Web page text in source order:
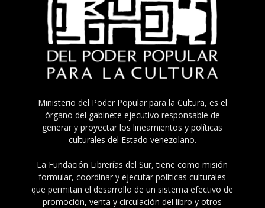
Ministerio del Poder Popular para la Cultura, es el
órgano del gabinete ejecutivo responsable de
generar y proyectar los lineamientos y políticas
culturales del Estado venezolano.
La Fundación Librerías del Sur, tiene como misión
formular, coordinar y ejecutar políticas culturales
que permitan el desarrollo de un sistema efectivo de
promoción, venta y circulación del libro y otros